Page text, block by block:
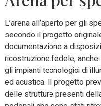
L’arena all’aperto per gli
secondo il progetto
documentazione a
ricostruzione fedele,
gli impianti tecnologici di
ed acustica. Il progetto
delle strutture presenti